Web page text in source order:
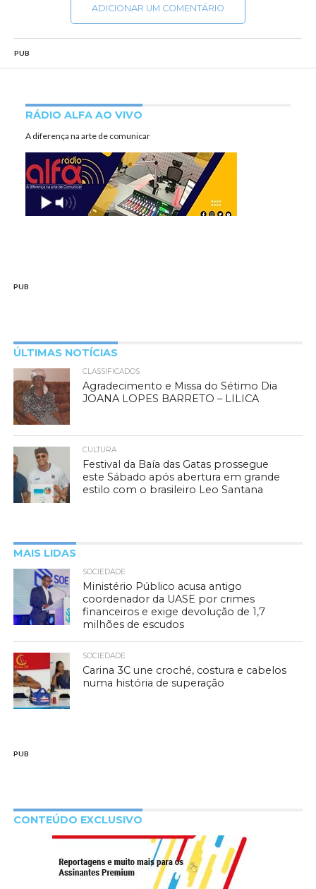
ADICIONAR UM COMENTÁRIO
PUB
RÁDIO ALFA AO VIVO
A diferença na arte de comunicar
PUB
ÚLTIMAS NOTÍCIAS
CLASSIFICADOS
Agradecimento e Missa do Sétimo Dia
JOANA LOPES BARRETO – LILICA
CULTURA
Festival da Baía das Gatas prossegue
este Sábado após abertura em grande
estilo com o brasileiro Leo Santana
MAIS LIDAS
SOCIEDADE
Ministério Público acusa antigo
coordenador da UASE por crimes
financeiros e exige devolução de 1,7
milhões de escudos
SOCIEDADE
Carina 3C une croché, costura e cabelos
numa história de superação
PUB
CONTEÚDO EXCLUSIVO